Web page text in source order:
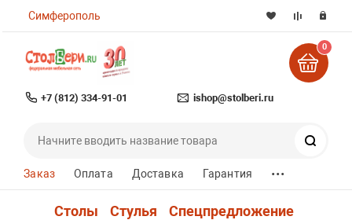
Симферополь
+7 (812) 334-91-01 ishop@stolberi.ru
0
Заказ Оплата Доставка Гарантия ...
Столы Стулья Спецпредложение